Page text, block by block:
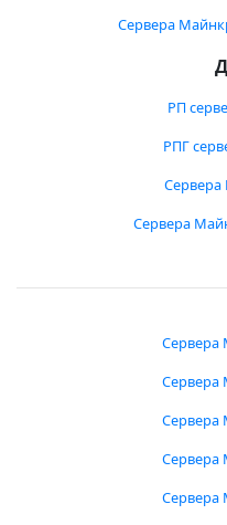
Сервера
РП
РПГ
Сервера
Сервера
Сервера
Сервера
Сервера
Сервера
Сервера